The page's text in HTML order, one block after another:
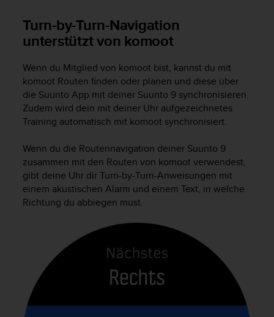
Turn-by-Turn-Navigation
unterstützt von komoot
Wenn du Mitglied von komoot bist, kannst du mit
komoot Routen finden oder planen und diese über
die Suunto App mit deiner Suunto 9 synchronisieren.
Zudem wird dein mit deiner Uhr aufgezeichnetes
Training automatisch mit komoot synchronisiert.
Wenn du die Routennavigation deiner Suunto 9
zusammen mit den Routen von komoot verwendest,
gibt deine Uhr dir Turn-by-Turn-Anweisungen mit
einem akustischen Alarm und einem Text, in welche
Richtung du abbiegen must.